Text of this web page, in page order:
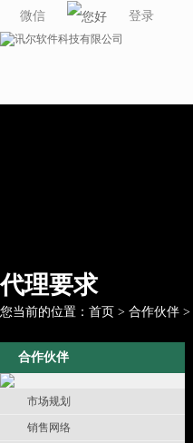
微信 登录
代理要求
您当前的位置： 首页 > 合作伙伴 >
合作伙伴
市场规划
销售网络